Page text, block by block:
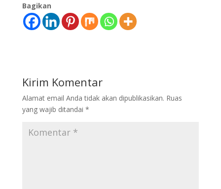
Bagikan
Kirim Komentar
Alamat email Anda tidak akan dipublikasikan. Ruas
yang wajib ditandai *